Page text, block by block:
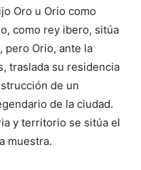
Oro u Orio como
como rey ibero, sitúa
pero Orio, ante la
traslada su residencia
de un
de la ciudad.
y territorio se sitúa el
muestra.